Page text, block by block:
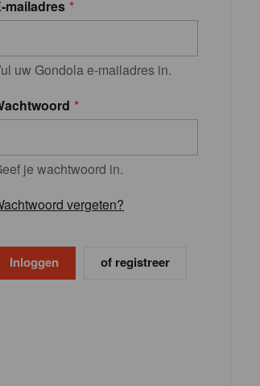
mailadres
uw Gondola e-mailadres in.
je wachtwoord in.
vergeten?
of registreer